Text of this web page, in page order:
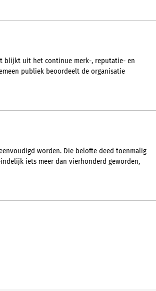
blijkt uit het continue merk-, reputatie- en
publiek beoordeelt de organisatie
worden. Die belofte deed toenmalig
iets meer dan vierhonderd geworden,